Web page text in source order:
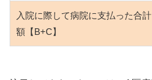
入院に際して病院に支払った合計
額【B+C】